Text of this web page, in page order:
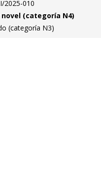
2025-010
(categoría N4)
(categoría N3)